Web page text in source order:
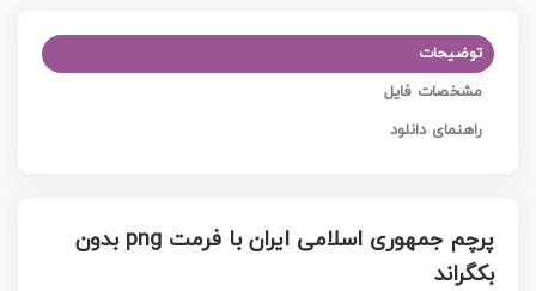
توضیحات
مشخصات فایل
راهنمای دانلود
پرچم جمهوری اسلامی ایران با فرمت png بدون
بکگراند